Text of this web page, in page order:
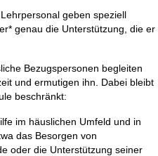
geben speziell
genau die Unterstützung, die er
Bezugspersonen begleiten
und ermutigen ihn. Dabei bleibt
beschränkt:
im häuslichen Umfeld und in
das Besorgen von
oder die Unterstützung seiner